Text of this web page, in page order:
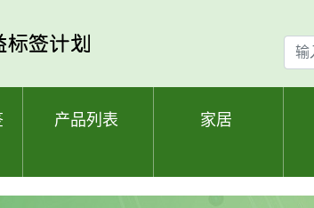
输
入
查
产品列表 家居